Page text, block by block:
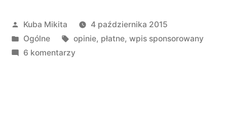
Opublikowane
przez
Kuba Mikita
4 października 2015
Opublikowano
w
Ogólne Tagi:
opinie, płatne, wpis sponsorowany
6 komentarzydo